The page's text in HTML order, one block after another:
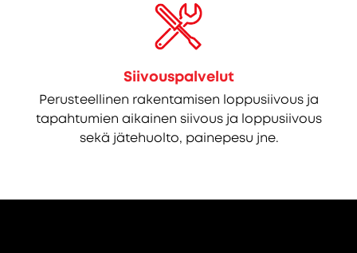
Siivouspalvelut
Perusteellinen rakentamisen loppusiivous ja
tapahtumien aikainen siivous ja loppusiivous
sekä jätehuolto, painepesu jne.